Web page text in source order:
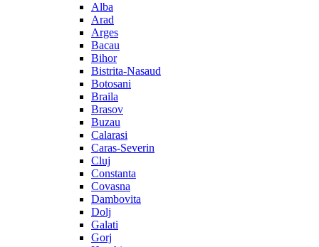
Alba
Arad
Arges
Bacau
Bihor
Bistrita-Nasaud
Botosani
Braila
Brasov
Buzau
Calarasi
Caras-Severin
Cluj
Constanta
Covasna
Dambovita
Dolj
Galati
Gorj